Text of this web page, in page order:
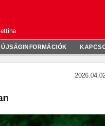
ÚJSÁGINFORMÁCIÓK